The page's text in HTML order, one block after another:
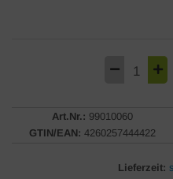
Art.Nr.: 99010060
GTIN/EAN: 4260257444422
Lieferzeit: